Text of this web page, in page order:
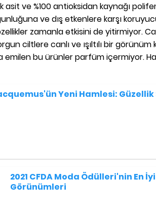
asit ve %100 antioksidan kaynağı
ve dış etkenlere karşı
zamanla etkisini de yitirmiyor.
ciltlere canlı ve ışıltılı bir görünüm
emilen bu ürünler parfüm içermiyor.
Yeni Hamlesi:
2021 CFDA Moda Ödülleri'nin En
Görünümleri